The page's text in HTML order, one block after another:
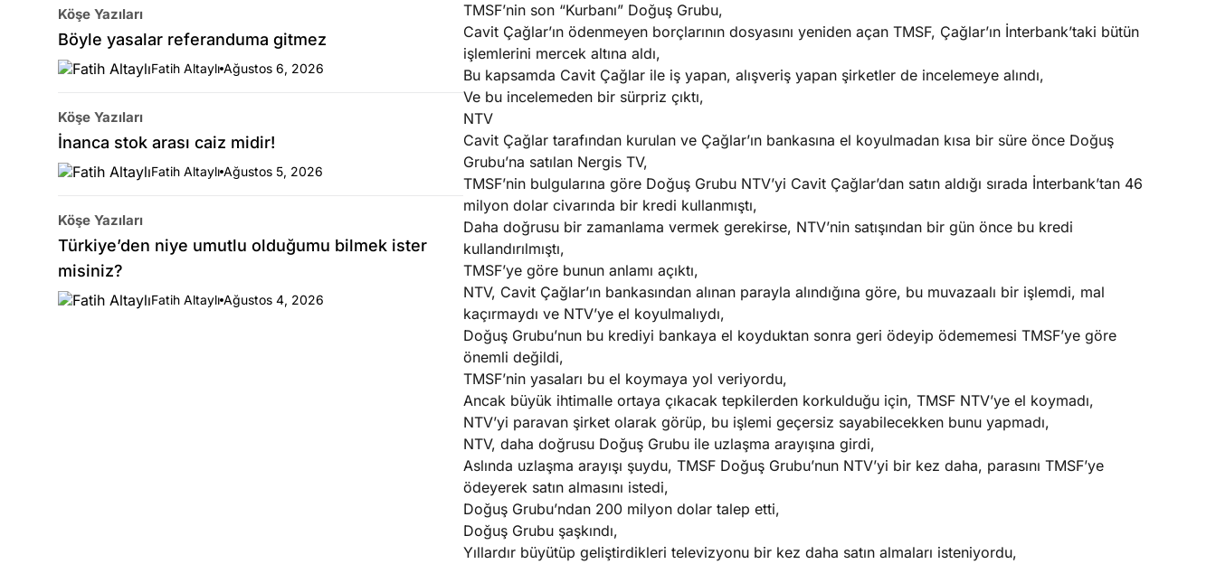
Köşe Yazıları
Böyle yasalar referanduma gitmez
Fatih Altaylı Ağustos 6, 2026
Köşe Yazıları
İnanca stok arası caiz midir!
Fatih Altaylı Ağustos 5, 2026
Köşe Yazıları
Türkiye’den niye umutlu olduğumu bilmek ister
misiniz?
Fatih Altaylı Ağustos 4, 2026
TMSF’nin son “Kurbanı” Doğuş Grubu,
Cavit Çağlar’ın ödenmeyen borçlarının dosyasını yeniden açan TMSF, Çağlar’ın İnterbank’taki bütün
işlemlerini mercek altına aldı,
Bu kapsamda Cavit Çağlar ile iş yapan, alışveriş yapan şirketler de incelemeye alındı,
Ve bu incelemeden bir sürpriz çıktı,
NTV
Cavit Çağlar tarafından kurulan ve Çağlar’ın bankasına el koyulmadan kısa bir süre önce Doğuş
Grubu’na satılan Nergis TV,
TMSF’nin bulgularına göre Doğuş Grubu NTV’yi Cavit Çağlar’dan satın aldığı sırada İnterbank’tan 46
milyon dolar civarında bir kredi kullanmıştı,
Daha doğrusu bir zamanlama vermek gerekirse, NTV’nin satışından bir gün önce bu kredi
kullandırılmıştı,
TMSF’ye göre bunun anlamı açıktı,
NTV, Cavit Çağlar’ın bankasından alınan parayla alındığına göre, bu muvazaalı bir işlemdi, mal
kaçırmaydı ve NTV’ye el koyulmalıydı,
Doğuş Grubu’nun bu krediyi bankaya el koyduktan sonra geri ödeyip ödememesi TMSF’ye göre
önemli değildi,
TMSF’nin yasaları bu el koymaya yol veriyordu,
Ancak büyük ihtimalle ortaya çıkacak tepkilerden korkulduğu için, TMSF NTV’ye el koymadı,
NTV’yi paravan şirket olarak görüp, bu işlemi geçersiz sayabilecekken bunu yapmadı,
NTV, daha doğrusu Doğuş Grubu ile uzlaşma arayışına girdi,
Aslında uzlaşma arayışı şuydu, TMSF Doğuş Grubu’nun NTV’yi bir kez daha, parasını TMSF’ye
ödeyerek satın almasını istedi,
Doğuş Grubu’ndan 200 milyon dolar talep etti,
Doğuş Grubu şaşkındı,
Yıllardır büyütüp geliştirdikleri televizyonu bir kez daha satın almaları isteniyordu,